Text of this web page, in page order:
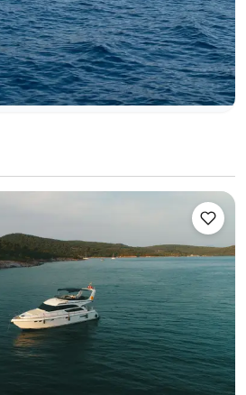
Узнать цену и наличие